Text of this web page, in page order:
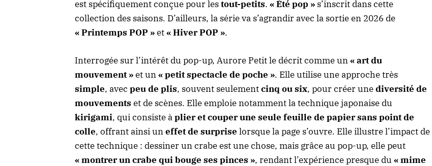
est spécifiquement conçue pour lestout-petits. « Été pop » s’inscrit dans cette
collection des saisons. D’ailleurs, la série va s’agrandir avec la sortie en 2026 de
« Printemps POP »et« Hiver POP ».
Interrogée sur l’intérêt du pop-up, Aurore Petit le décrit comme un« art du
mouvement »et un« petit spectacle de poche ». Elle utilise une approche très
simple, avec peu de plis, souvent seulementcinq ou six, pour créer unediversité de
mouvements et de scènes. Elle emploie notamment la technique japonaise du
kirigami, qui consiste àplier et couper une seule feuille de papier sans point de
colle, offrant ainsi uneffet de surprise lorsque la page s’ouvre. Elle illustre l’impact de
cette technique : dessiner un crabe est une chose, mais grâce au pop-up, elle peut
« montrer un crabe qui bouge ses pinces », rendant l’expérience presque du « mime